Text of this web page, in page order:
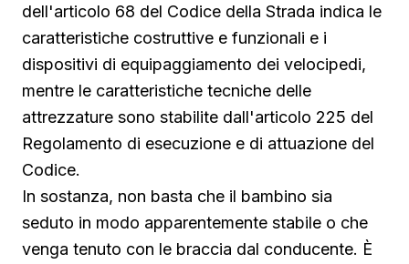
dell'articolo 68 del Codice della Strada indica le
caratteristiche costruttive e funzionali e i
dispositivi di equipaggiamento dei velocipedi,
mentre le caratteristiche tecniche delle
attrezzature sono stabilite dall'articolo 225 del
Regolamento di esecuzione e di attuazione del
Codice.
In sostanza, non basta che il bambino sia
seduto in modo apparentemente stabile o che
venga tenuto con le braccia dal conducente. È